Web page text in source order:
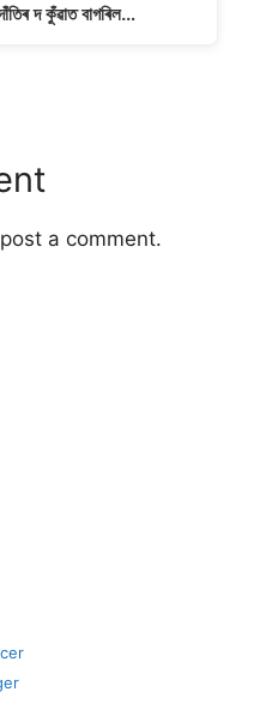
দ কুঁৱাত বাগৰিল…
a comment.